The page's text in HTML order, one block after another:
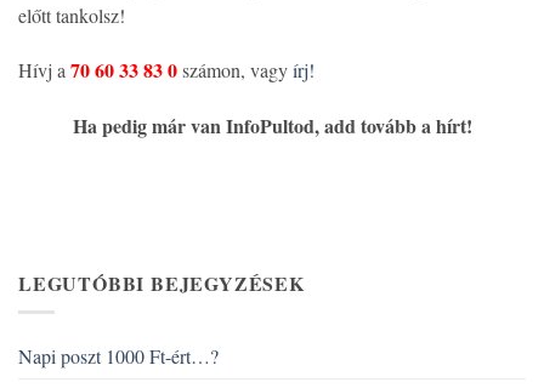
előtt tankolsz!
Hívj a70 60 33 83 0számon, vagyírj!
Ha pedig már van InfoPultod, add tovább a hírt!
LEGUTÓBBI BEJEGYZÉSEK
Napi poszt 1000 Ft-ért…?